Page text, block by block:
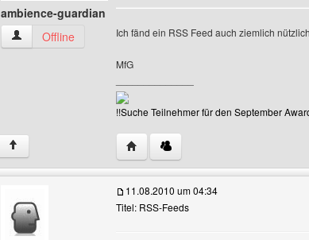
ambience-guardian
ambience-guardian Benutzer-Profile anzeigen
Offline Ich fänd ein RSS Feed auch ziemlich
MfG
!!Suche Teilnehmer für den September
↑ Website dieses Benutzers
11.08.2010 um 04:34
Titel: RSS-Feeds